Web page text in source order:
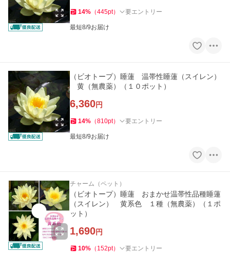
14% （445pt） 要エントリー
最短8/9お届け
（ビオトープ）睡蓮 温帯性睡蓮（スイレン）
黄（無農薬）（１０ポット）
6,360円
14% （810pt） 要エントリー
最短8/9お届け
チャーム（ペット）
（ビオトープ）睡蓮 おまかせ温帯性品種睡蓮
（スイレン） 黄系色 １種（無農薬）（１ポ
ット）
1,690円
10% （ 152pt） 要エントリー